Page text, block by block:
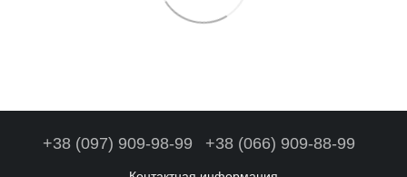
+38 (097) 909-98-99 +38 (066) 909-88-99